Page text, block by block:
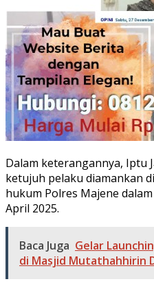
Dalam keterangannya, Iptu
ketujuh pelaku diamankan
hukum Polres Majene
April 2025.
Baca Juga Gelar
di Masjid Mutathahhirin